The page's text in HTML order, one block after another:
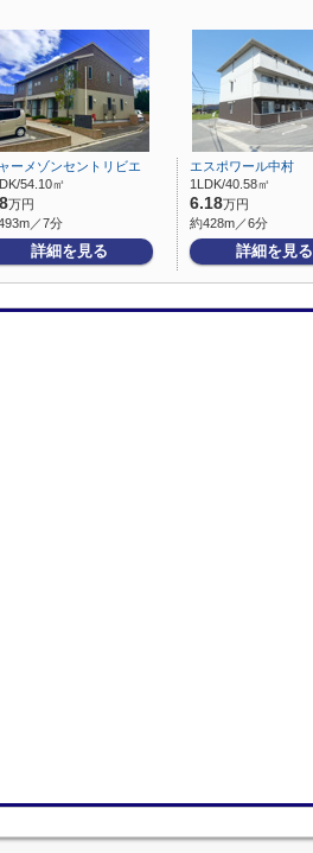
ーメゾンセントリビエ
54.10㎡
万円
／7分
詳細を見る
エスポワール中村
1LDK/40.58㎡
6.18万円
約428m／6分
詳細を見る